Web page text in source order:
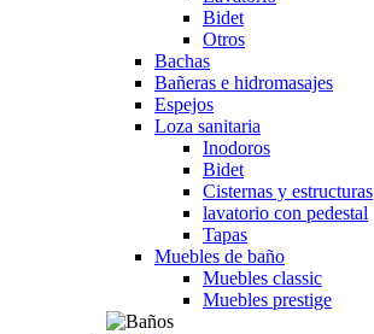
Bidet
Otros
Bachas
Bañeras e hidromasajes
Espejos
Loza sanitaria
Inodoros
Bidet
Cisternas y estructuras
lavatorio con pedestal
Tapas
Muebles de baño
Muebles classic
Muebles prestige